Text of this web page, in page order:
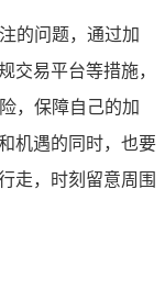
的问题，通过加
交易平台等措施，
，保障自己的加
机遇的同时，也要
走，时刻留意周围